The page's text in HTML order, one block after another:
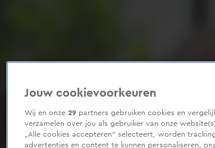
Jouw cookievoorkeuren
Wij en onze 29 partners gebruiken cookies en
verzamelen over jou als gebruiker van onze
„Alle cookies accepteren” selecteert, worden
advertenties en content te kunnen personaliseren,